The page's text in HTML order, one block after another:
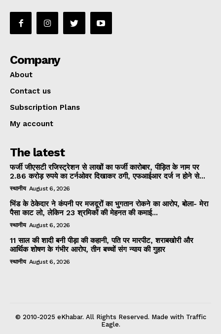
Company
About
Contact us
Subscription Plans
My account
The latest
फर्जी जीएसटी रजिस्ट्रेशन से लाखों का फर्जी कारोबार, पीड़ित के नाम पर
2.86 करोड़ रुपये का टर्नओवर दिखाकर ठगी, एफआईआर दर्ज न होने से...
स्थानीय August 6, 2026
भिंड के ठेकेदार ने कंपनी पर मजदूरों का भुगतान रोकने का आरोप, बोला- मेरा
पैसा काट लो, लेकिन 23 श्रमिकों की मेहनत की कमाई...
स्थानीय August 6, 2026
11 साल की शादी बनी पीड़ा की कहानी, पति पर मारपीट, शराबखोरी और
आर्थिक शोषण के गंभीर आरोप, तीन बच्चों संग न्याय की गुहार
स्थानीय August 6, 2026
© 2010-2025 eKhabar. All Rights Reserved. Made with Traffic
Eagle.